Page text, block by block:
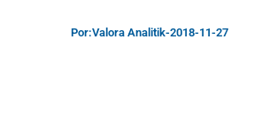
Por:Valora Analitik-2018-11-27